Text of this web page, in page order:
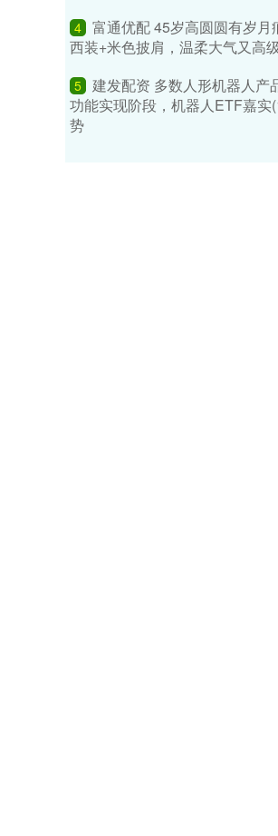
4 富通优配 45岁高圆圆有岁月
西装+米色披肩，温柔大气又高
5 建发配资 多数人形机器人产
功能实现阶段，机器人ETF嘉实
势